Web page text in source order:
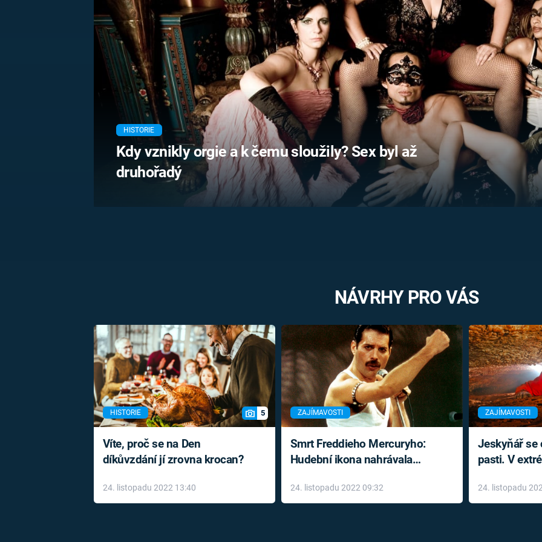
MARIE TEREZIE
NAPOLEON
BONAPARTE
BRITSKÁ
KRÁLOVSKÁ
RODINA
UFO A
MIMOZEMŠŤANÉ
UTAJENÉ PŘÍBĚHY
ČESKÝCH DĚJIN
ALTERNATIVNÍ
HISTORIE
FILMY
REALITA
HORORY
REALITA
OPTICKÉ
KLAMY
HISTORIE
Kdy vznikly orgie a k čemu sloužily? Sex byl až
druhořadý
NÁVRHY PRO VÁS
HISTORIE 5
Víte, proč se na Den
díkůvzdání jí zrovna krocan?
24. listopadu 2022 13:40
ZAJÍMAVOSTI
Smrt Freddieho Mercuryho:
Hudební ikona nahrávala
léky
24. listopadu 2022 09:32
ZAJÍMAVOSTI
Jeskyňář se
pasti. V
24. listopadu